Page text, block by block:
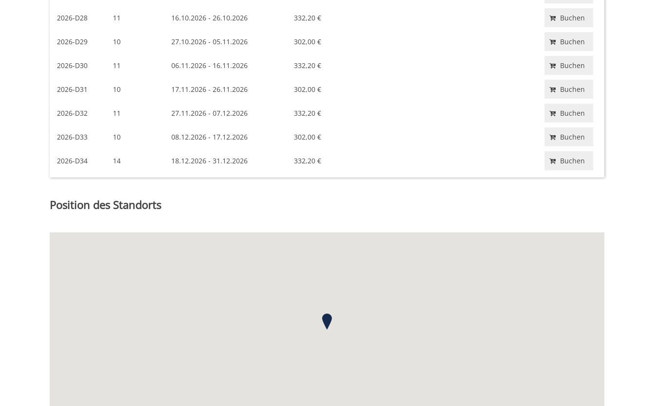
2026-D28 11 16.10.2026 - 26.10.2026 332,20 € Buchen
2026-D29 10 27.10.2026 - 05.11.2026 302,00 € Buchen
2026-D30 11 06.11.2026 - 16.11.2026 332,20 € Buchen
2026-D31 10 17.11.2026 - 26.11.2026 302,00 € Buchen
2026-D32 11 27.11.2026 - 07.12.2026 332,20 € Buchen
2026-D33 10 08.12.2026 - 17.12.2026 302,00 € Buchen
2026-D34 14 18.12.2026 - 31.12.2026 332,20 € Buchen
Position des Standorts